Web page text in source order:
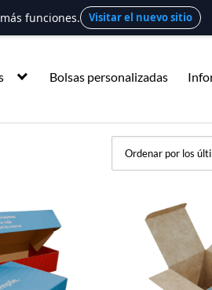
Bolsas personalizadas
funciones. Visitar el nuevo sitio